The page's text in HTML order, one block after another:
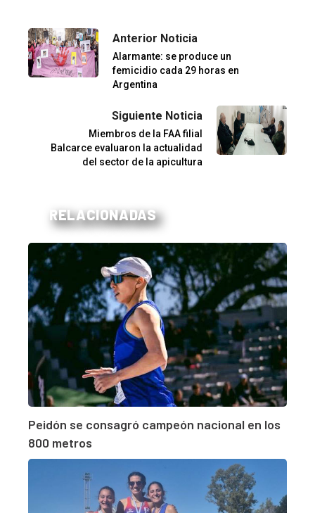
Anterior Noticia
Alarmante: se produce un
femicidio cada 29 horas en
Argentina
Siguiente Noticia
Miembros de la FAA filial
Balcarce evaluaron la actualidad
del sector de la apicultura
RELACIONADAS
Peidón se consagró campeón nacional en los
800 metros